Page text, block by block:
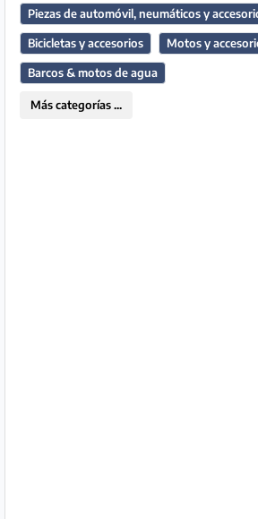
Socio
Premium
Aviso
Piezas de automóvil, neumáticos y
Bicicletas y accesorios Motos y
Barcos & motos de agua
Más categorías ...